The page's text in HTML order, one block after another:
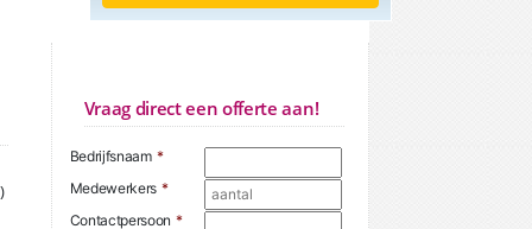
Vraag direct een offerte aan!
Bedrijfsnaam *
Medewerkers *
Contactpersoon *